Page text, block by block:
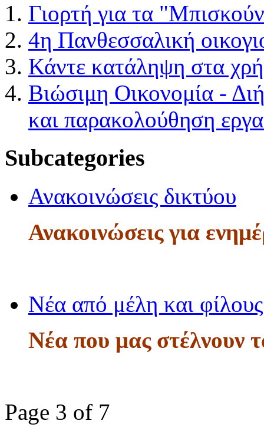
Γιορτή για τα
4η Πανθεσσαλική
Κάντε κατάληψη στα
Bιώσιμη Οικονομία -
και παρακολούθηση
Subcategories
Ανακοινώσεις δικτύου
Ανακοινώσεις για
Νέα από μέλη και φίλους
Νέα που μας στέλνουν
Page 3 of 7